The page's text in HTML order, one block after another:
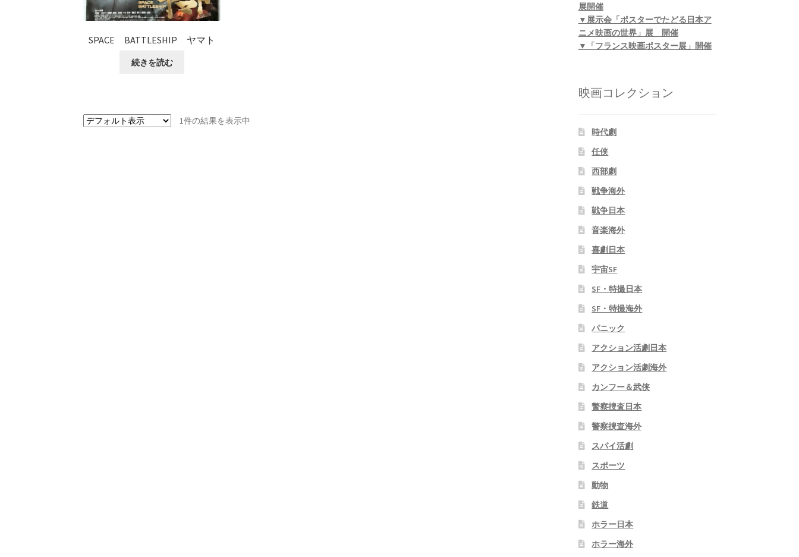
SPACE BATTLESHIP ヤマト
続きを読む
1件の結果を表示中
展開催
▼展示会「ポスターでたどる日本ア
ニメ映画の世界」展 開催
▼「フランス映画ポスター展」開催
映画コレクション
時代劇
任侠
西部劇
戦争海外
戦争日本
音楽海外
喜劇日本
宇宙SF
SF・特撮日本
SF・特撮海外
パニック
アクション活劇日本
アクション活劇海外
カンフー＆武侠
警察捜査日本
警察捜査海外
スパイ活劇
スポーツ
動物
鉄道
ホラー日本
ホラー海外